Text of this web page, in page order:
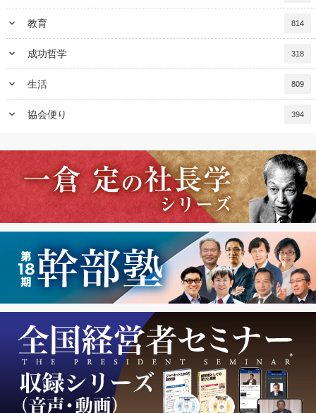
keyboard_arrow_down 教育 814
keyboard_arrow_down 成功哲学 318
keyboard_arrow_down 生活 809
keyboard_arrow_down 協会便り 394